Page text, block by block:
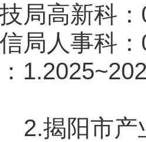
高新科：
人事科：
市产业领